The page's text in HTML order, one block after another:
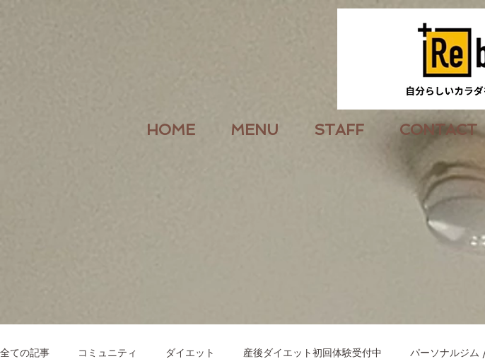
HOME MENU STAFF CONTACT
全ての記事 コミュニティ ダイエット 産後ダイエット初回体験受付中 パーソナルジム